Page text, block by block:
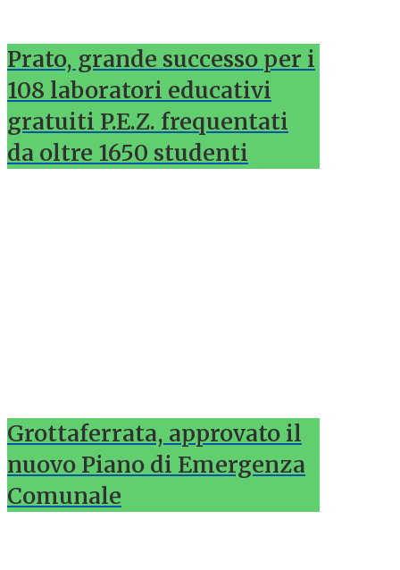
Prato, grande successo per i
108 laboratori educativi
gratuiti P.E.Z. frequentati
da oltre 1650 studenti
Grottaferrata, approvato il
nuovo Piano di Emergenza
Comunale